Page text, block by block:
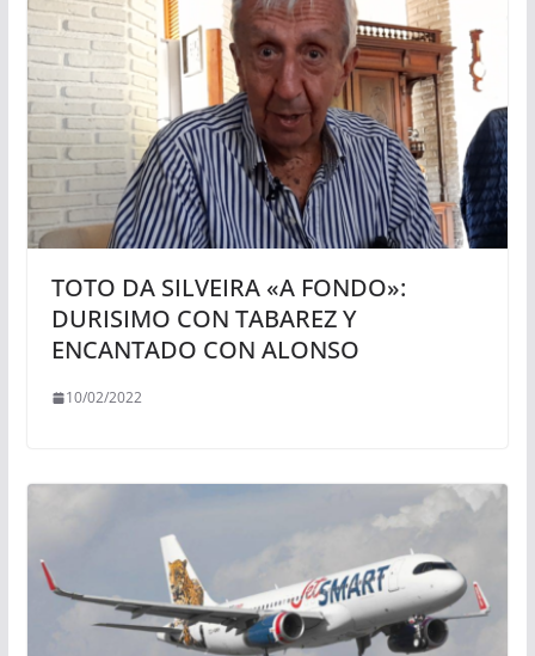
TOTO DA SILVEIRA «A FONDO»:
DURISIMO CON TABAREZ Y
ENCANTADO CON ALONSO
10/02/2022